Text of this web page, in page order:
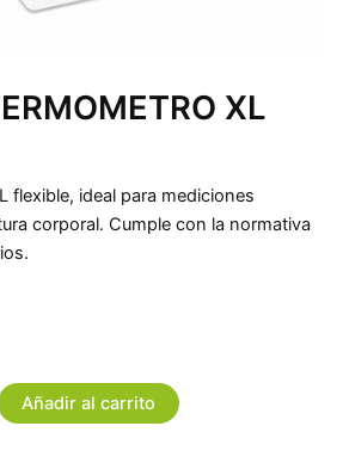
XL
flexible, ideal para mediciones
corporal. Cumple con la normativa
Añadir al carrito